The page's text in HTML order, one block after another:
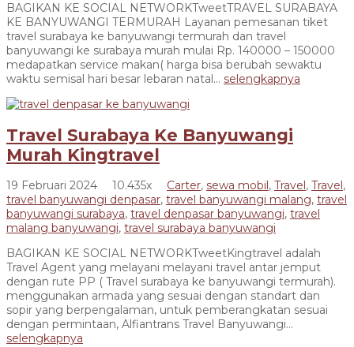
BAGIKAN KE SOCIAL NETWORKTweetTRAVEL SURABAYA
KE BANYUWANGI TERMURAH Layanan pemesanan tiket
travel surabaya ke banyuwangi termurah dan travel
banyuwangi ke surabaya murah mulai Rp. 140000 – 150000
medapatkan service makan( harga bisa berubah sewaktu
waktu semisal hari besar lebaran natal... selengkapnya
Travel Surabaya Ke Banyuwangi
Murah Kingtravel
19 Februari 2024 10.435x Carter, sewa mobil, Travel, Travel,
travel banyuwangi denpasar, travel banyuwangi malang, travel
banyuwangi surabaya, travel denpasar banyuwangi, travel
malang banyuwangi, travel surabaya banyuwangi
BAGIKAN KE SOCIAL NETWORKTweetKingtravel adalah
Travel Agent yang melayani melayani travel antar jemput
dengan rute PP ( Travel surabaya ke banyuwangi termurah).
menggunakan armada yang sesuai dengan standart dan
sopir yang berpengalaman, untuk pemberangkatan sesuai
dengan permintaan, Alfiantrans Travel Banyuwangi...
selengkapnya